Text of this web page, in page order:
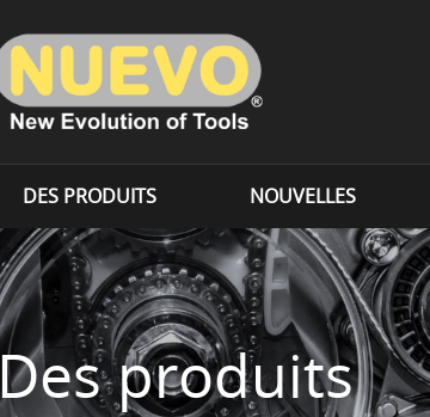
DES PRODUITS NOUVELLES
Des produits